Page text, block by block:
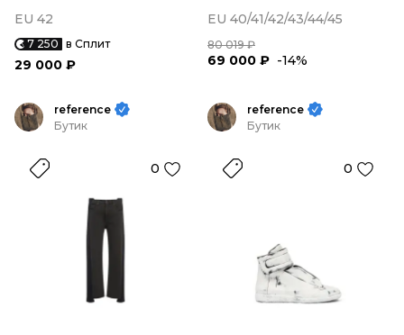
EU 42
7 250 в Сплит
29 000 ₽
EU 40/41/42/43/44/45
80 019 ₽
69 000 ₽ -14%
reference
Бутик
0
reference
Бутик
0